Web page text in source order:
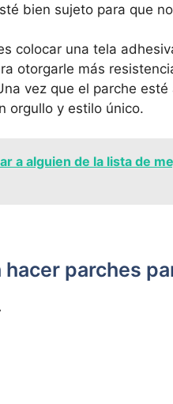
bien sujeto para que‍
colocar una tela‍
otorgarle más
vez que el parche esté
orgullo y estilo ⁣único.
a alguien de la lista de
parches